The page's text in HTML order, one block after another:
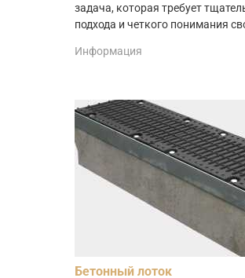
задача, которая требует
подхода и четкого понимания
Информация
Бетонный лоток